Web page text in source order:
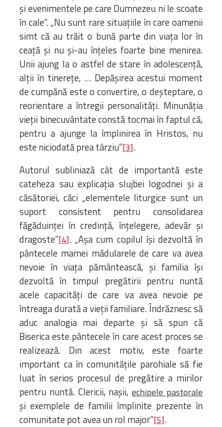
și evenimentele pe care Dumnezeu ni le scoate
în cale”. „Nu sunt rare situațiile în care oamenii
simt că au trăit o bună parte din viața lor în
ceață și nu și-au înțeles foarte bine menirea.
Unii ajung la o astfel de stare în adolescență,
alții în tinerețe, … Depășirea acestui moment
de cumpănă este o convertire, o deșteptare, o
reorientare a întregii personalități. Minunăția
vieții binecuvântate constă tocmai în faptul că,
pentru a ajunge la împlinirea în Hristos, nu
este niciodată prea târziu”[3].
Autorul subliniază cât de importantă este
cateheza sau explicația slujbei logodnei și a
căsătoriei, căci „elementele liturgice sunt un
suport consistent pentru consolidarea
făgăduinței în credință, înțelegere, adevăr și
dragoste”[4]. „Așa cum copilul își dezvoltă în
pântecele mamei mădularele de care va avea
nevoie în viața pământească, și familia își
dezvoltă în timpul pregătirii pentru nuntă
acele capacități de care va avea nevoie pe
întreaga durată a vieții familiare. Îndrăznesc să
aduc analogia mai departe și să spun că
Biserica este pântecele în care acest proces se
realizează. Din acest motiv, este foarte
important ca în comunitățile parohiale să fie
luat în serios procesul de pregătire a mirilor
pentru nuntă. Clericii, nașii,echipele pastorale
și exemplele de familii împlinite prezente în
comunitate pot avea un rol major”[5].